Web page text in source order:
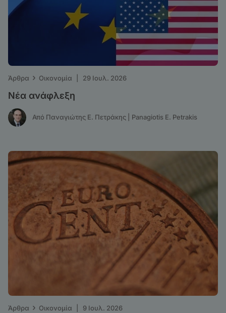
Άρθρα › Οικονομία 29 Ιουλ. 2026
Νέα ανάφλεξη
Από Παναγιώτης Ε. Πετράκης | Panagiotis E. Petrakis
Άρθρα › Οικονομία 9 Ιουλ. 2026